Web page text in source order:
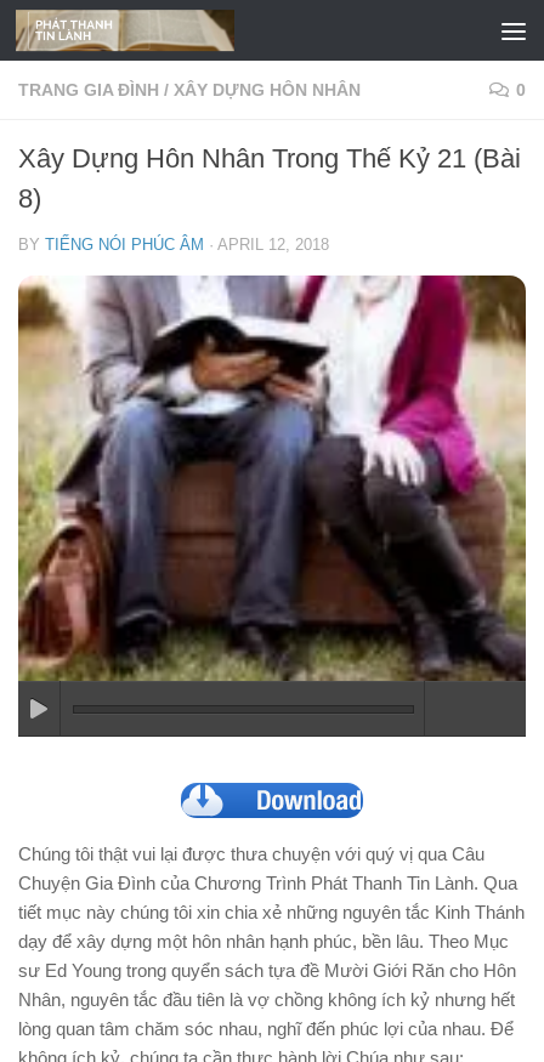
Skip to content
TRANG GIA ĐÌNH / XÂY DỰNG HÔN NHÂN 0
Xây Dựng Hôn Nhân Trong Thế Kỷ 21 (Bài
8)
BY TIẾNG NÓI PHÚC ÂM · APRIL 12, 2018
Chúng tôi thật vui lại được thưa chuyện với quý vị qua Câu
Chuyện Gia Đình của Chương Trình Phát Thanh Tin Lành. Qua
tiết mục này chúng tôi xin chia xẻ những nguyên tắc Kinh Thánh
dạy để xây dựng một hôn nhân hạnh phúc, bền lâu. Theo Mục
sư Ed Young trong quyển sách tựa đề Mười Giới Răn cho Hôn
Nhân, nguyên tắc đầu tiên là vợ chồng không ích kỷ nhưng hết
lòng quan tâm chăm sóc nhau, nghĩ đến phúc lợi của nhau. Để